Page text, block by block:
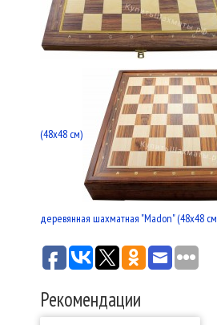
(48x48 см)
деревянная шахматная "Madon" (48x48
Рекомендации